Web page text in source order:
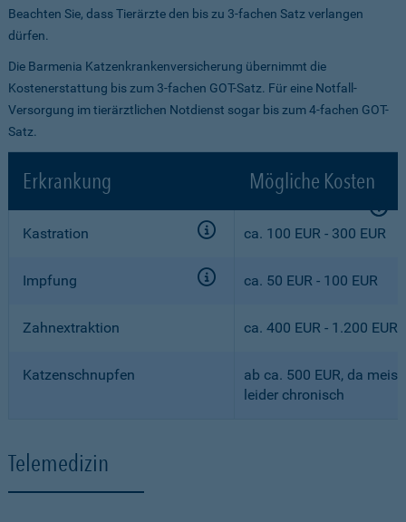
Beachten Sie, dass Tierärzte den bis zu 3-fachen Satz verlangen
dürfen.
Die Barmenia Katzenkrankenversicherung übernimmt die
Kostenerstattung bis zum 3-fachen GOT-Satz. Für eine Notfall-
Versorgung im tierärztlichen Notdienst sogar bis zum 4-fachen GOT-
Satz.
Erkrankung Mögliche Kosten
Kastration ca. 100 EUR - 300 EUR
Impfung ca. 50 EUR - 100 EUR
Zahnextraktion ca. 400 EUR - 1.200 EUR
Katzenschnupfen
ab ca. 500 EUR, da
leider chronisch
Telemedizin